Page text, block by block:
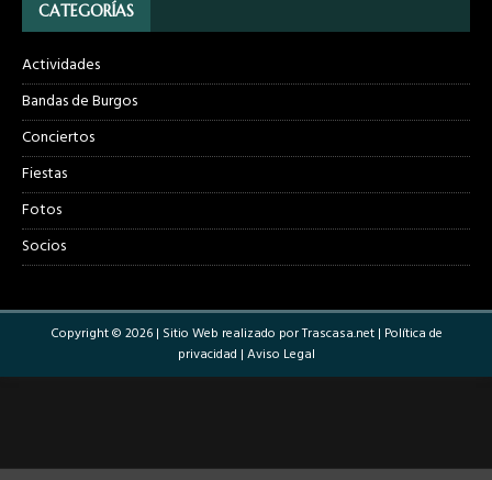
CATEGORÍAS
Actividades
Bandas de Burgos
Conciertos
Fiestas
Fotos
Socios
Copyright © 2026 | Sitio Web realizado porTrascasa.net| Política de
privacidad | Aviso Legal